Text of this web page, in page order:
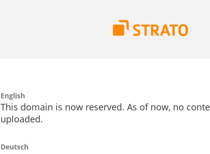
English
This domain is now reserved. As of now, no
uploaded.
Deutsch